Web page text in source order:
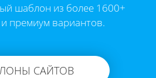
шаблон из более 1600+
премиум вариантов.
САЙТОВ